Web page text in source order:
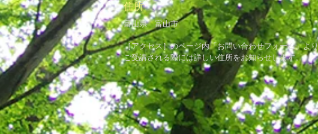
住所
富山県 富山市
［アクセス］のページ内「お問い合わせフォーム」よ
ご受講される際には詳しい住所をお知らせします。